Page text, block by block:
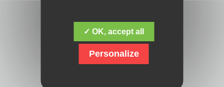
également la recherche sur
l’amélioration de l’accompagnement
des personnes handicapées.
✓ OK, accept all
Personalize